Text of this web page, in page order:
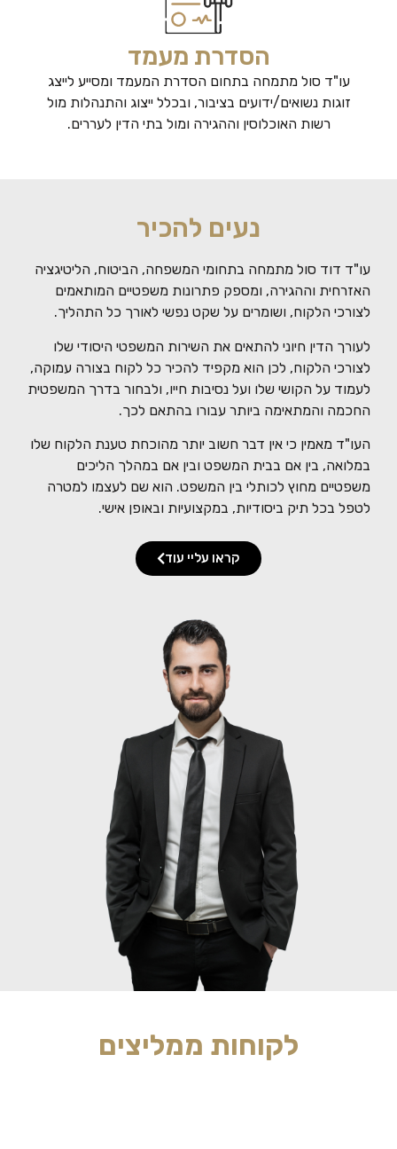
הסדרת מעמד
עו"ד סול מתמחה בתחום הסדרת המעמד ומסייע לייצג
זוגות נשואים/ידועים בציבור, ובכלל ייצוג והתנהלות מול
רשות האוכלוסין וההגירה ומול בתי הדין לעררים.
נעים להכיר
עו"ד דוד סול מתמחה בתחומי המשפחה, הביטוח, הליטיגציה
האזרחית וההגירה, ומספק פתרונות משפטיים המותאמים
לצורכי הלקוח, ושומרים על שקט נפשי לאורך כל התהליך.
לעורך הדין חיוני להתאים את השירות המשפטי היסודי שלו
לצורכי הלקוח, לכן הוא מקפיד להכיר כל לקוח בצורה עמוקה,
לעמוד על הקושי שלו ועל נסיבות חייו, ולבחור בדרך המשפטית
החכמה והמתאימה ביותר עבורו בהתאם לכך.
העו"ד מאמין כי אין דבר חשוב יותר מהוכחת טענת הלקוח שלו
במלואה, בין אם בבית המשפט ובין אם במהלך הליכים
משפטיים מחוץ לכותלי בין המשפט. הוא שם לעצמו למטרה
לטפל בכל תיק ביסודיות, במקצועיות ובאופן אישי.
קראו עליי עוד
לקוחות ממליצים